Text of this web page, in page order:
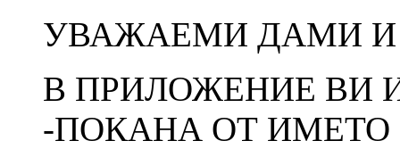
УВАЖАЕМИ ДАМИ И
В ПРИЛОЖЕНИЕ ВИ
-ПОКАНА ОТ ИМЕТО